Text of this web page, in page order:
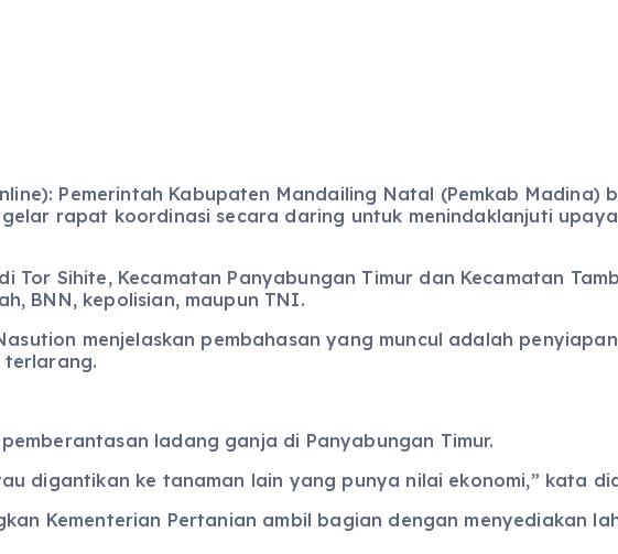
Pemerintah Kabupaten Mandailing Natal (Pemkab
rapat koordinasi secara daring untuk menindaklanjuti
Tor Sihite, Kecamatan Panyabungan Timur dan Kecamatan
BNN, kepolisian, maupun TNI.
menjelaskan pembahasan yang muncul adalah
ladang ganja di Panyabungan Timur.
digantikan ke tanaman lain yang punya nilai ekonomi,” kata
Kementerian Pertanian ambil bagian dengan menyediakan